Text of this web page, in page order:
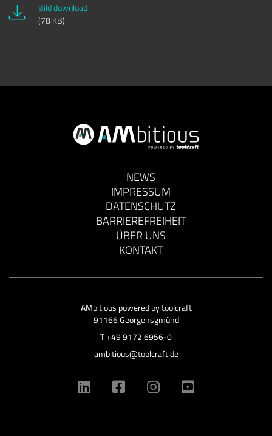
Bild download
(78 KB)
NEWS
IMPRESSUM
DATENSCHUTZ
BARRIEREFREIHEIT
ÜBER UNS
KONTAKT
AMbitious powered bytoolcraft
91166 Georgensgmünd
T+49 9172 6956-0
ambitious@toolcraft.de